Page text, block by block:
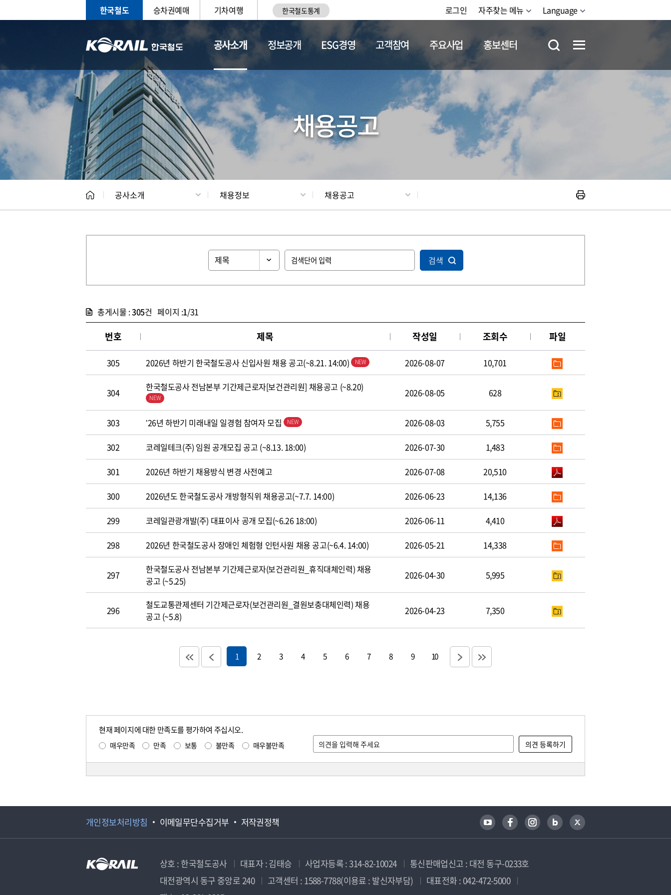
한국철도 승차권예매 기차여행 한국철도통계 로그인 자주찾는 메뉴 Language
공사소개
CEO 일반현황 채용정보
정보공개 ESG경영 고객참여 주요사업 홍보센터
채용공고
공사소개 채용정보 채용공고
검색
총게시물 :305건 페이지 :1/31
번호 제목 작성일 조회수 파일
305 2026년 하반기 한국철도공사 신입사원 채용 공고(~8.21. 14:00) 2026-08-07 10,701
304 한국철도공사 전남본부 기간제근로자[보건관리원] 채용공고 (~8.20) 2026-08-05 628
303 ’26년 하반기 미래내일 일경험 참여자 모집 2026-08-03 5,755
302 코레일테크(주) 임원 공개모집 공고 (~8.13. 18:00) 2026-07-30 1,483
301 2026년 하반기 채용방식 변경 사전예고 2026-07-08 20,510
300 2026년도 한국철도공사 개방형직위 채용공고(~7.7. 14:00) 2026-06-23 14,136
299 코레일관광개발(주) 대표이사 공개 모집(~6.26 18:00) 2026-06-11 4,410
298 2026년 한국철도공사 장애인 체험형 인턴사원 채용 공고(~6.4. 14:00) 2026-05-21 14,338
297
한국철도공사 전남본부 기간제근로자(보건관리원_휴직대체인력) 채용
공고 (~5.25)
2026-04-30 5,995
296
철도교통관제센터 기간제근로자(보건관리원_결원보충대체인력) 채용
공고 (~5.8)
2026-04-23 7,350
1 2 3 4 5 6 7 8 9 10
현재 페이지에 대한 만족도를 평가하여 주십시오.
매우만족 만족 보통 불만족 매우불만족
개인정보처리방침 이메일무단수집거부 저작권정책
상호 : 한국철도공사 대표자 : 김태승 사업자등록 : 314-82-10024
통신판매업신고 : 대전 동구-0233호
대전광역시 동구 중앙로 240
고객센터 : 1588-7788(이용료 : 발신자부담)
대표전화 : 042-472-5000